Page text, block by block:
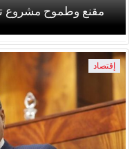
مقنع وطموح مشروع
إقتصاد